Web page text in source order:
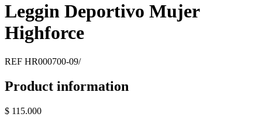
Leggin Deportivo Mujer
Highforce
REF HR000700-09/
Product information
$ 115.000